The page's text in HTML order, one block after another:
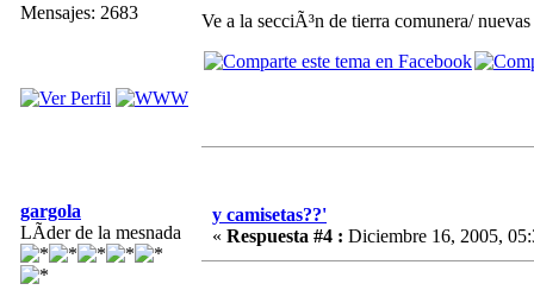
Mensajes: 2683 Ve a la secciÃ³n de tierra comunera/
gargola
LÃ­der de la mesnada
y camisetas??'
« Respuesta #4 : Diciembre 16, 2005,